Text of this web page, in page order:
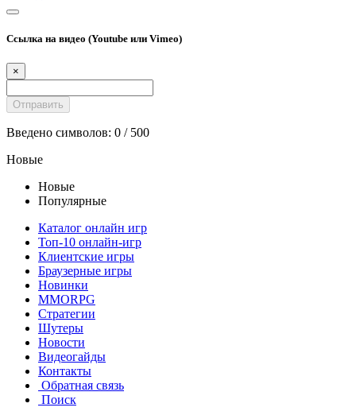
Ссылка на видео (Youtube или Vimeo)
×
Введено символов: 0 / 500
Новые
Новые
Популярные
Каталог онлайн игр
Топ-10 онлайн-игр
Клиентские игры
Браузерные игры
Новинки
MMORPG
Стратегии
Шутеры
Новости
Видеогайды
Контакты
Обратная связь
Поиск